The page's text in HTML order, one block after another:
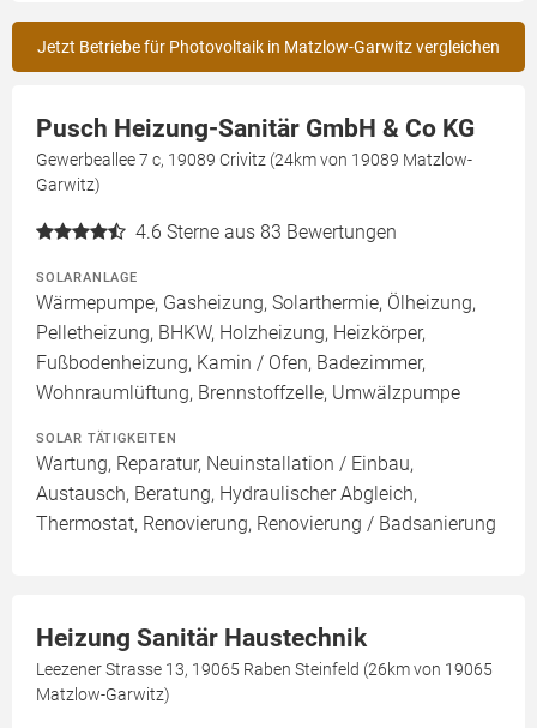
Jetzt Betriebe für Photovoltaik in Matzlow-Garwitz vergleichen
Pusch Heizung-Sanitär GmbH & Co KG
Gewerbeallee 7 c, 19089 Crivitz (24km von 19089 Matzlow-
Garwitz)
4.6 Sterne aus 83 Bewertungen
SOLARANLAGE
Wärmepumpe, Gasheizung, Solarthermie, Ölheizung,
Pelletheizung, BHKW, Holzheizung, Heizkörper,
Fußbodenheizung, Kamin / Ofen, Badezimmer,
Wohnraumlüftung, Brennstoffzelle, Umwälzpumpe
SOLAR TÄTIGKEITEN
Wartung, Reparatur, Neuinstallation / Einbau,
Austausch, Beratung, Hydraulischer Abgleich,
Thermostat, Renovierung, Renovierung / Badsanierung
Heizung Sanitär Haustechnik
Leezener Strasse 13, 19065 Raben Steinfeld (26km von 19065
Matzlow-Garwitz)